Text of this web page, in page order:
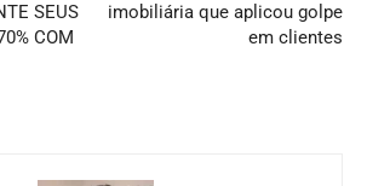
SEUS
COM
imobiliária que aplicou golpe
em clientes